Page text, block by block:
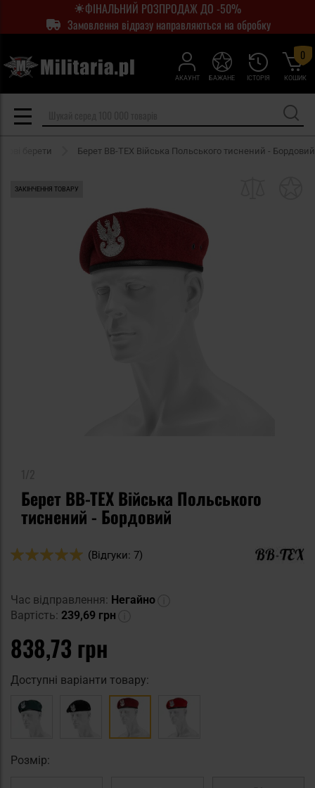
ФІНАЛЬНИЙ РОЗПРОДАЖ ДО -50%
Замовлення відразу направляються на обробку
АКАУНТ ІСТОРІЯ
БАЖАНЕ КОШИК
0
берети Берет BB-TEX Війська Польського тиснений - Бордовий
ЗАКІНЧЕННЯ ТОВАРУ
Берет BB-TEX Війська Польського
тиснений - Бордовий
Оцінка:
(Відгуки: 7)
Час відправлення: Негайно
Вартість: 239,69 грн
838,73 грн
Доступні варіанти товару:
Pозмір: